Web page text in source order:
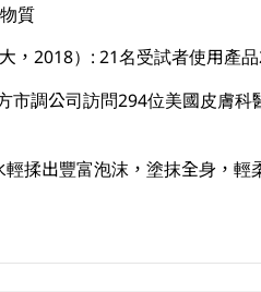
質
，2018）: 21名受試者使用產
市調公司訪問294位美國皮膚
揉出豐富泡沫，塗抹全身，